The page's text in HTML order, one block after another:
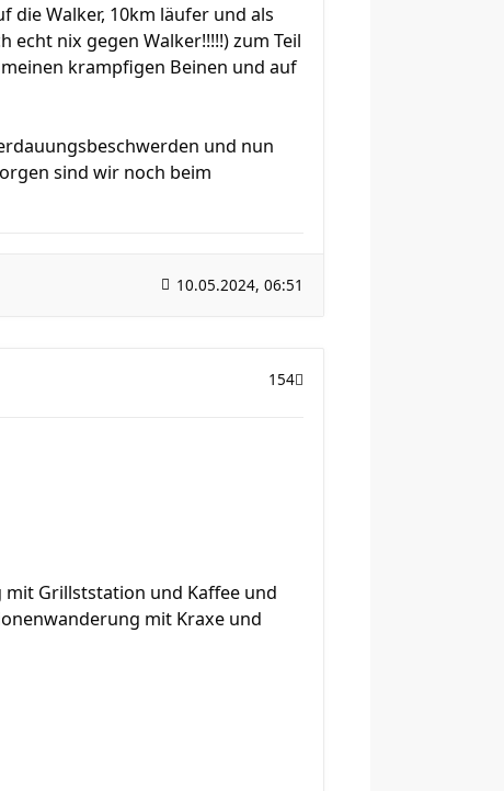
die Walker, 10km läufer und als
nix gegen Walker!!!!!) zum Teil
krampfigen Beinen und auf
und nun
sind wir noch beim
10.05.2024, 06:51
154
Grillststation und Kaffee und
mit Kraxe und